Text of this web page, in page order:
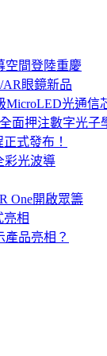
空間登陸重慶
眼鏡新品
MicroLED光通信
面押注數字光子
式發布！
彩光波導
One開啟眾籌
亮相
產品亮相？